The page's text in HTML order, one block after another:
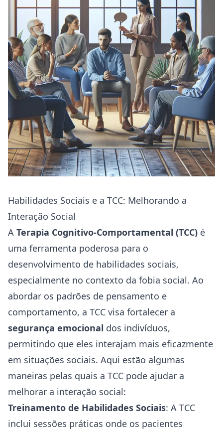
Habilidades Sociais e a TCC: Melhorando a
Interação Social
A Terapia Cognitivo-Comportamental (TCC) é
uma ferramenta poderosa para o
desenvolvimento de habilidades sociais,
especialmente no contexto da fobia social. Ao
abordar os padrões de pensamento e
comportamento, a TCC visa fortalecer a
segurança emocional dos indivíduos,
permitindo que eles interajam mais eficazmente
em situações sociais. Aqui estão algumas
maneiras pelas quais a TCC pode ajudar a
melhorar a interação social:
Treinamento de Habilidades Sociais: A TCC
inclui sessões práticas onde os pacientes